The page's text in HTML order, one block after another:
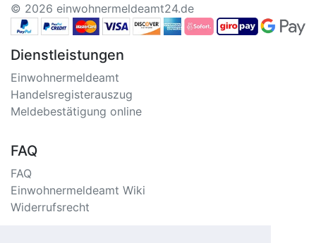
© 2026 einwohnermeldeamt24.de
Dienstleistungen
Einwohnermeldeamt
Handelsregisterauszug
Meldebestätigung online
FAQ
FAQ
Einwohnermeldeamt Wiki
Widerrufsrecht